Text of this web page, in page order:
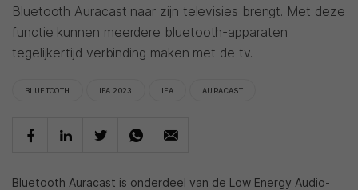
Bluetooth Auracast naar zijn televisies brengt. Met deze
functie kunnen meerdere bluetooth-apparaten
tegelijkertijd verbinding maken met de tv.
BLUETOOTH IFA 2023 IFA AURACAST
Bluetooth Auracast is onderdeel van de Low Energy Audio-